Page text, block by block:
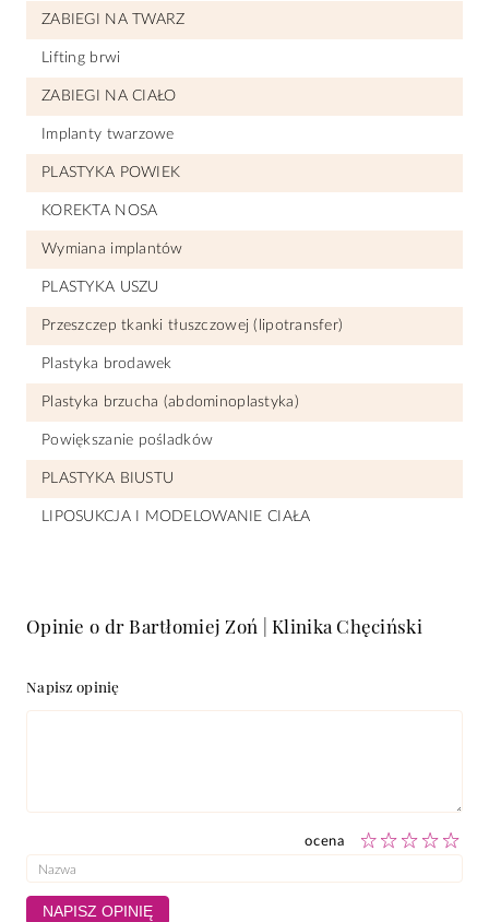
ZABIEGI NA TWARZ
Lifting brwi
ZABIEGI NA CIAŁO
Implanty twarzowe
PLASTYKA POWIEK
KOREKTA NOSA
Wymiana implantów
PLASTYKA USZU
Przeszczep tkanki tłuszczowej (lipotransfer)
Plastyka brodawek
Plastyka brzucha (abdominoplastyka)
Powiększanie pośladków
PLASTYKA BIUSTU
LIPOSUKCJA I MODELOWANIE CIAŁA
Opinie o dr Bartłomiej Zoń | Klinika Chęciński
Napisz opinię
ocena